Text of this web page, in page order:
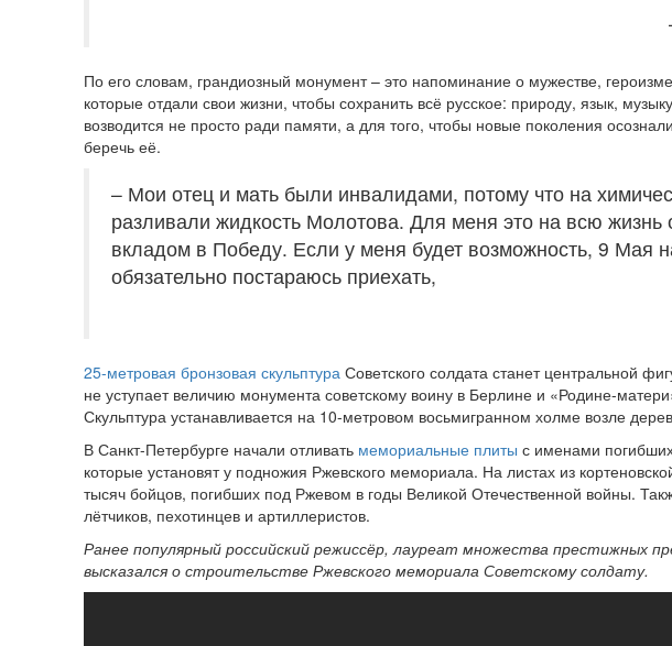
По его словам, грандиозный монумент – это напоминание о мужестве,
которые отдали свои жизни, чтобы сохранить всё русское: природу, язык,
возводится не просто ради памяти, а для того, чтобы новые поколения
беречь её.
– Мои отец и мать были инвалидами, потому что на
разливали жидкость Молотова. Для меня это на всю
вкладом в Победу. Если у меня будет возможность, 9 Мая
обязательно постараюсь приехать,
25-метровая бронзовая скульптура Советского солдата станет центральной
не уступает величию монумента советскому воину в Берлине и «Родине-
Скульптура устанавливается на 10-метровом восьмигранном холме возле
В Санкт-Петербурге начали отливать мемориальные плиты с именами
которые установят у подножия Ржевского мемориала. На листах из
тысяч бойцов, погибших под Ржевом в годы Великой Отечественной войны.
лётчиков, пехотинцев и артиллеристов.
Ранее популярный российский режиссёр, лауреат множества престижных
высказался о строительстве Ржевского мемориала Советскому солдату.